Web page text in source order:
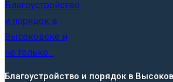
Благоустройство и порядок в